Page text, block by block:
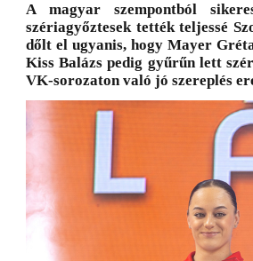
A magyar szempontból
szériagyőztesek tették teljessé
dőlt el ugyanis, hogy Mayer
Kiss Balázs pedig gyűrűn lett
VK-sorozaton való jó szereplés